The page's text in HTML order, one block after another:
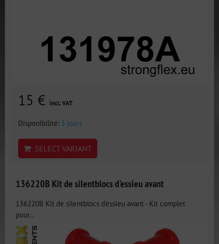
15 € incl. VAT
Disponibilité: 3 jours
SELECT VARIANT
136220B Kit de silentblocs d'essieu avant
136220B Kit de silentblocs d'essieu avant - Kit complet
pour...